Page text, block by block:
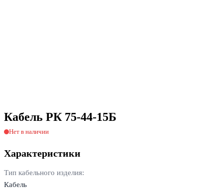
Кабель РК 75-44-15Б
Нет в наличии
Характеристики
Тип кабельного изделия:
Кабель